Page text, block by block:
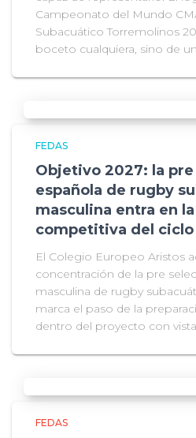
Campeonato del Mundo
Subacuático Torremolinos
boceto cualquiera, sino de
FEDAS
Objetivo 2027: la
española de rugby
masculina entra en
competitiva del
El Colegio Europeo Aristos
concentración de la pre
masculina de rugby
marca el paso de la
dentro del proyecto con
FEDAS